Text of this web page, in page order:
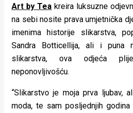
Život
Ideje
koje
Art by Tea kreira luksuzne
na sebi nosite prava umjetnička
imenima historije slikarstva,
Sandra Botticellija, ali i puna
slikarstva, ova odjeća
neponovljivošću.
“Slikarstvo je moja prva ljubav,
moda, te sam posljednjih